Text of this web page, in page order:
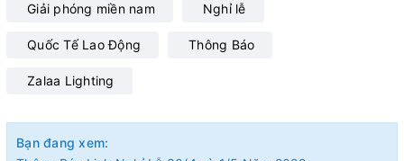
Giải phóng miền nam Nghỉ lễ
Quốc Tế Lao Động Thông Báo
Zalaa Lighting
Bạn đang xem: